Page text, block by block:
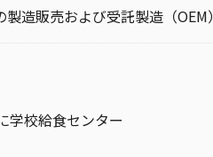
造販売および受託製造（OEM）
学校給食センター